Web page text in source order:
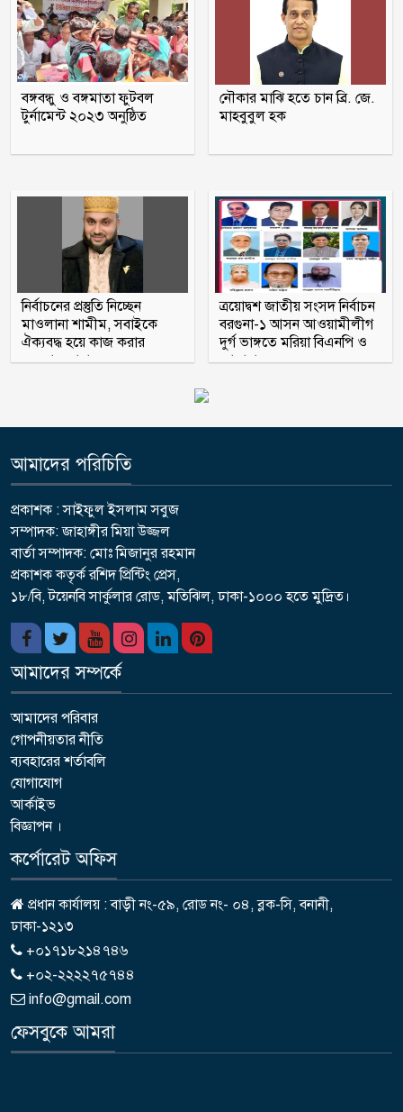
গণঅভ্যুত্থানের সঙ্গে প্রথম বেইমানি করেছেন
জামায়াত আমির: রাশেদ খান
তনু হত্যায় সাবেক সেনাসদস্য হাফিজুর
রহমান ফের গ্রেফতার
আহারে জীবন! একবছরে লাশ কঙ্কাল, কেউ
বঙ্গবন্ধু ও বঙ্গমাতা ফুটবল
টুর্নামেন্ট ২০২৩ অনুষ্ঠিত
নৌকার মাঝি হতে চান ব্রি. জে.
মাহবুবুল হক
নির্বাচনের প্রস্তুতি নিচ্ছেন
মাওলানা শামীম, সবাইকে
ঐক্যবদ্ধ হয়ে কাজ করার
অহব্বান জানান
ত্রয়োদ্বশ জাতীয় সংসদ নির্বাচন
বরগুনা-১ আসন আওয়ামীলীগ
দুর্গ ভাঙ্গতে মরিয়া বিএনপি ও
জামায়াত
আমাদের পরিচিতি
প্রকাশক : সাইফুল ইসলাম সবুজ
সম্পাদক: জাহাঙ্গীর মিয়া উজ্জল
বার্তা সম্পাদক: মোঃ মিজানুর রহমান
প্রকাশক কতৃর্ক রশিদ প্রিন্টিং প্রেস,
১৮/বি, টয়েনবি সার্কুলার রোড, মতিঝিল, ঢাকা-১০০০ হতে মুদ্রিত।
আমাদের সম্পর্কে
আমাদের পরিবার
গোপনীয়তার নীতি
ব্যবহারের শর্তাবলি
যোগাযোগ
আর্কাইভ
বিজ্ঞাপন ।
কর্পোরেট অফিস
প্রধান কার্যালয় : বাড়ী নং-৫৯, রোড নং- ০৪, ব্লক-সি, বনানী,
ঢাকা-১২১৩
+০১৭১৮২১৪৭৪৬
+০২-২২২২৭৫৭৪৪
info@gmail.com
ফেসবুকে আমরা